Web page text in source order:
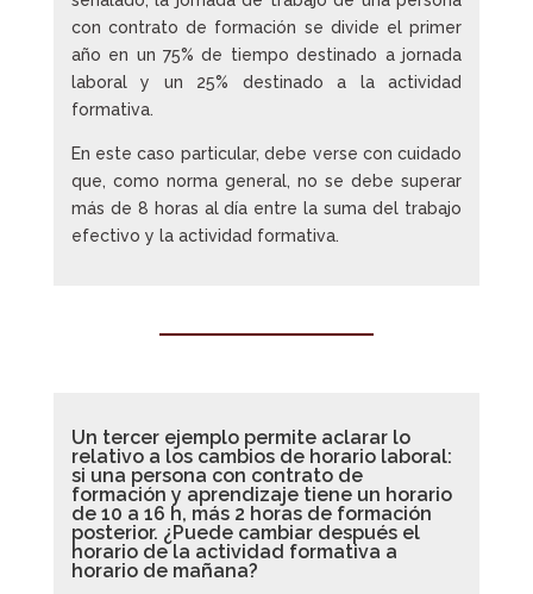
con contrato de formación se divide el primer
año en un 75% de tiempo destinado a jornada
laboral y un 25% destinado a la actividad
formativa.
En este caso particular, debe verse con cuidado
que, como norma general, no se debe superar
más de 8 horas al día entre la suma del trabajo
efectivo y la actividad formativa.
Un tercer ejemplo permite aclarar lo
relativo a los cambios de horario laboral:
si una persona con contrato de
formación y aprendizaje tiene un horario
de 10 a 16 h, más 2 horas de formación
posterior. ¿Puede cambiar después el
horario de la actividad formativa a
horario de mañana?